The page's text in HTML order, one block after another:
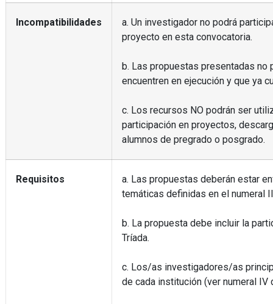
Incompatibilidades
a. Un investigador no podrá
proyecto en esta convocatoria.
b. Las propuestas presentadas no
encuentren en ejecución y que ya
c. Los recursos NO podrán ser
participación en proyectos,
alumnos de pregrado o posgrado.
Requisitos
a. Las propuestas deberán estar
temáticas definidas en el numeral
b. La propuesta debe incluir la
Tríada.
c. Los/as investigadores/as
de cada institución (ver numeral IV